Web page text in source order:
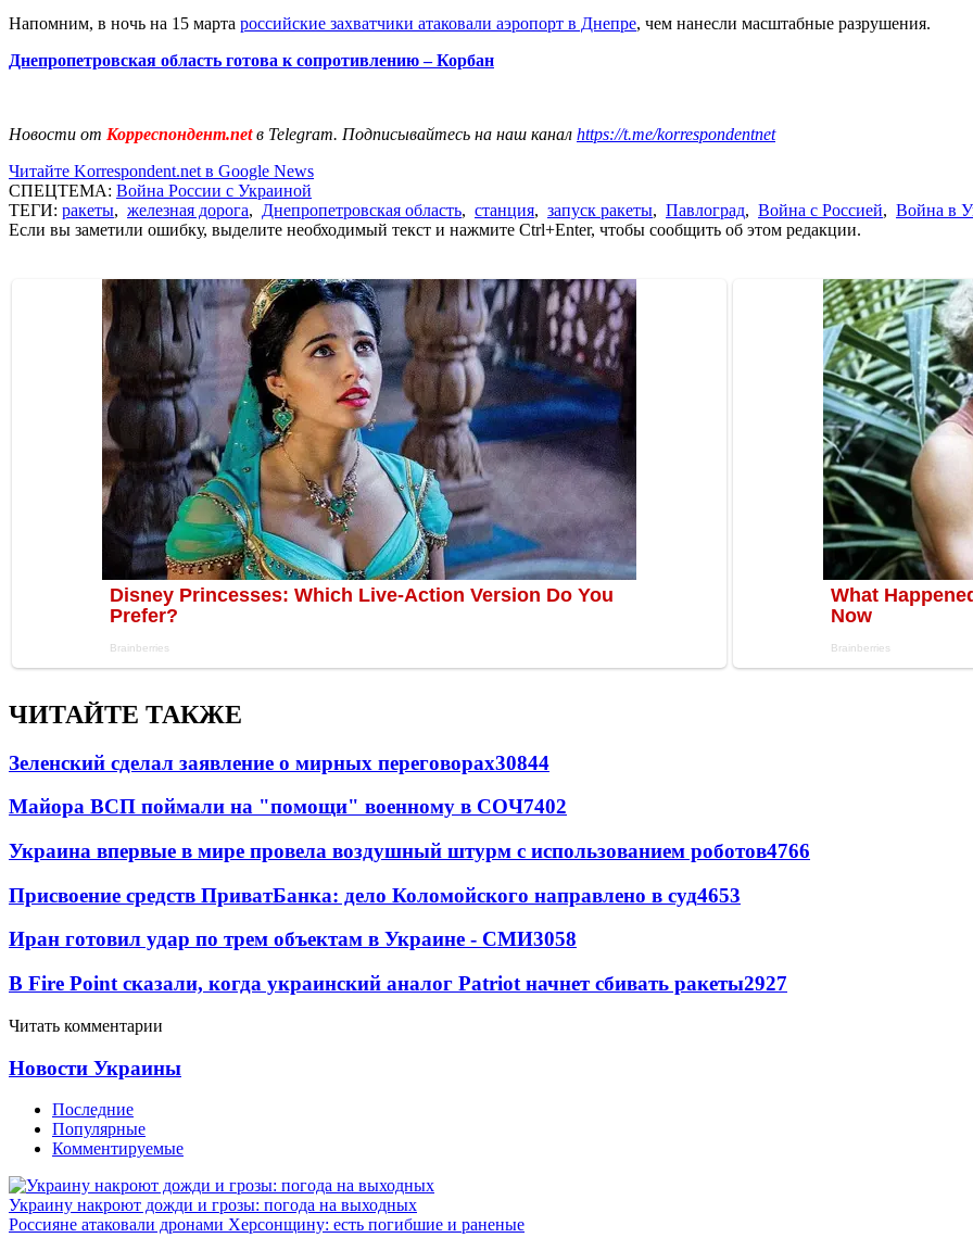
Напомним, в ночь на 15 марта российские захватчики атаковали аэропорт в Днепре, чем нанесли масштабные разрушения.
Днепропетровская область готова к сопротивлению – Корбан
Новости от Корреспондент.netв Telegram. Подписывайтесь на наш канал https://t.me/korrespondentnet
Читайте Korrespondent.net в Google News
СПЕЦТЕМА: Война России с Украиной
ТЕГИ: ракеты, железная дорога, Днепропетровская область, станция, запуск ракеты, Павлоград, Война с Россией, Война в
Если вы заметили ошибку, выделите необходимый текст и нажмите Ctrl+Enter, чтобы сообщить об этом редакции.
ЧИТАЙТЕ ТАКЖЕ
Зеленский сделал заявление о мирных переговорах30844
Майора ВСП поймали на "помощи" военному в СОЧ7402
Украина впервые в мире провела воздушный штурм с использованием роботов4766
Присвоение средств ПриватБанка: дело Коломойского направлено в суд4653
Иран готовил удар по трем объектам в Украине - СМИ3058
В Fire Point сказали, когда украинский аналог Patriot начнет сбивать ракеты2927
Читать комментарии
Новости Украины
Последние
Популярные
Комментируемые
Украину накроют дожди и грозы: погода на выходных
Россияне атаковали дронами Херсонщину: есть погибшие и раненые